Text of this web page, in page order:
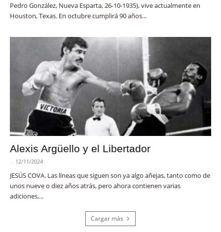
Pedro González, Nueva Esparta, 26-10-1935), vive actualmente en
Houston, Texas. En octubre cumplirá 90 años...
Alexis Argüello y el Libertador
- 12/11/2024
JESÚS COVA. Las líneas que siguen son ya algo añejas, tanto como de
unos nueve o diez años atrás, pero ahora contienen varias
adiciones,...
Cargar más